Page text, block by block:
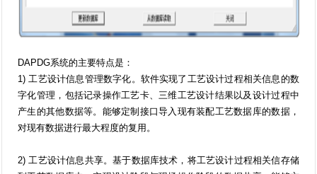
DAPDG系统的主要特点是：
1) 工艺设计信息管理数字化。软件实现了工艺设计过程相关信息的数
字化管理，包括记录操作工艺卡、三维工艺设计结果以及设计过程中
产生的其他数据等。能够定制接口导入现有装配工艺数据库的数据，
对现有数据进行最大程度的复用。
2) 工艺设计信息共享。基于数据库技术，将工艺设计过程相关信存储